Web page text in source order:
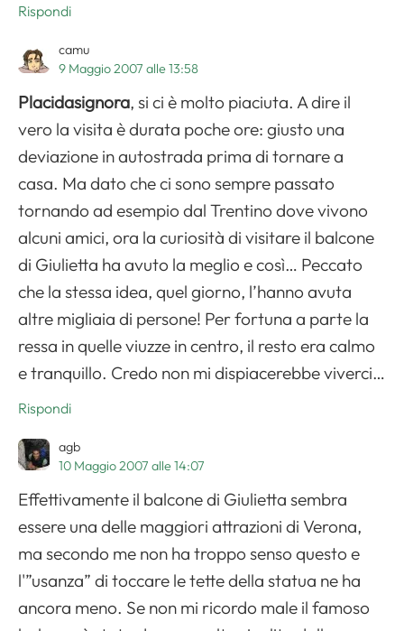
Rispondi
camu
9 Maggio 2007 alle 13:58
Placidasignora, si ci è molto piaciuta. A dire il
vero la visita è durata poche ore: giusto una
deviazione in autostrada prima di tornare a
casa. Ma dato che ci sono sempre passato
tornando ad esempio dal Trentino dove vivono
alcuni amici, ora la curiosità di visitare il balcone
di Giulietta ha avuto la meglio e così… Peccato
che la stessa idea, quel giorno, l’hanno avuta
altre migliaia di persone! Per fortuna a parte la
ressa in quelle viuzze in centro, il resto era calmo
e tranquillo. Credo non mi dispiacerebbe viverci…
Rispondi
agb
10 Maggio 2007 alle 14:07
Effettivamente il balcone di Giulietta sembra
essere una delle maggiori attrazioni di Verona,
ma secondo me non ha troppo senso questo e
l'”usanza” di toccare le tette della statua ne ha
ancora meno. Se non mi ricordo male il famoso